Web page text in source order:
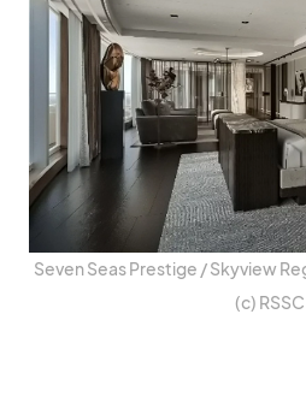
Se­ven Seas Pres­tige /​ Sky­view
(c) RSSC